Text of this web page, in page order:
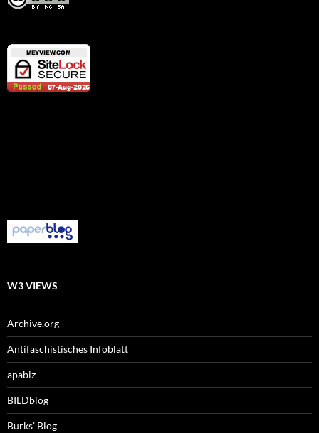
W3 VIEWS
Archive.org
Antifaschistisches Infoblatt
apabiz
BILDblog
Burks’ Blog